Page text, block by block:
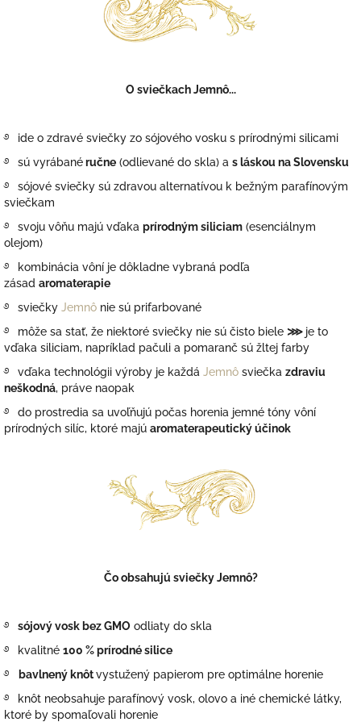
O sviečkach Jemnô...
࿔
ide o zdravé sviečky zo sójového vosku s prírodnými silicami
࿔
sú vyrábanéručne (odlievané do skla) a s láskou na Slovensku
࿔
sójové sviečky sú zdravou alternatívou k bežným parafínovým
sviečkam
࿔
svoju vôňu majú vďaka prírodným siliciam (esenciálnym
olejom)
࿔
kombinácia vôní je dôkladne vybraná podľa
zásad aromaterapie
࿔
sviečky Jemnô nie sú prifarbované
࿔
môže sa stať, že niektoré sviečky nie sú čisto biele ⋙ je to
vďaka siliciam, napríklad pačuli a pomaranč sú žltej farby
࿔
vďaka technológii výroby je každá Jemnô sviečka zdraviu
neškodná, práve naopak
࿔
do prostredia sa uvoľňujú počas horenia jemné tóny vôní
prírodných silíc, ktoré majú aromaterapeutický účinok
Čo obsahujú sviečky Jemnô?
࿔ sójový vosk bez GMO odliaty do skla
࿔
kvalitné 100 % prírodné silice
࿔
bavlnený knôtvystužený papierom pre optimálne horenie
࿔
knôt neobsahuje parafínový vosk, olovo a iné chemické látky,
ktoré by spomaľovali horenie